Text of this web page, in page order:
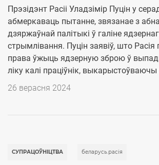
Прэзідэнт Расіі Уладзімір Пуцін у
абмеркаваць пытанне, звязанае з
дзяржаўнай палітыкі ў галіне
стрымлівання. Пуцін заявіў, што Расiя
права ўжыць ядзерную зброю ў
ліку калі праціўнік, выкарыстоўваючы
26 верасня 2024
СУПРАЦОЎНІЦТВА беларусь.расія